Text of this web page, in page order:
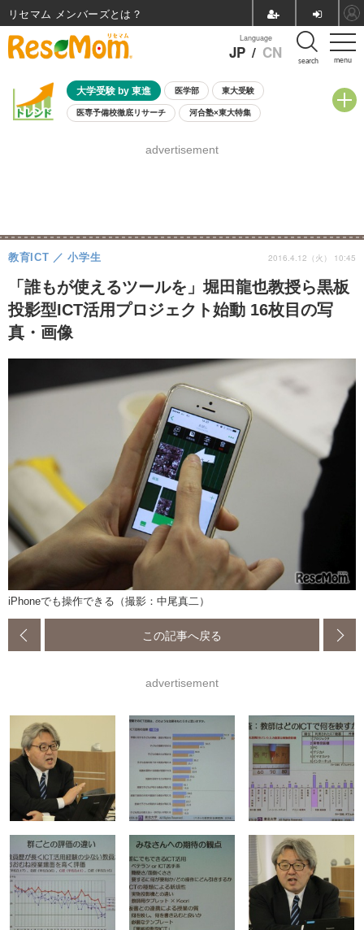
menu
Language
JP / CN search
大学受験 by 東進 医学部 東大受験
医専予備校徹底リサーチ 河合塾×東大特集
8月開催学校説明会・相談会
advertisement
「誰もが使えるツールを」堀田龍也教授ら黒板
投影型ICT活用プロジェクト始動 16枚目の写
真・画像
教育ICT 小学生 2016.4.12（火） 10:45
iPhoneでも操作できる（撮影：中尾真二）
この記事へ戻る
advertisement
リセマム メンバーズ